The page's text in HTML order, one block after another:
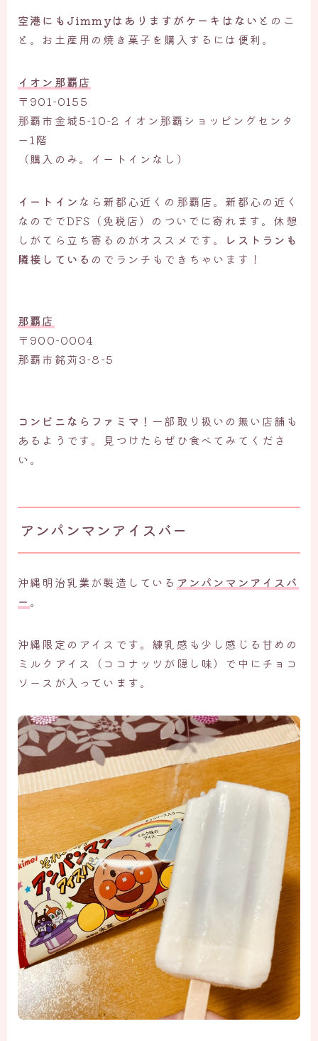
空港にもJimmyはありますがケーキはない とのこ
と。お土産用の焼き菓子を購入するには便利。
イオン那覇店
〒901-0155
那覇市金城5-10-2 イオン那覇ショッピングセンタ
ー1階
（購入のみ。イートインなし）
イートイン なら新都心近くの那覇店。新都心の近く
なのででDFS（免税店）のついでに寄れます。休憩
しがてら立ち寄るのがオススメです。
レストランも
隣接している のでランチもできちゃいます！
那覇店
〒900-0004
那覇市銘苅3-8-5
コンビニならファミマ！ 一部取り扱いの無い店舗も
あるようです。見つけたらぜひ食べてみてくださ
い。
アンパンマンアイスバー
沖縄明治乳業が製造している アンパンマンアイスバ
ー 。
沖縄限定のアイスです。練乳感も少し感じる甘めの
ミルクアイス（ココナッツが隠し味）で中にチョコ
ソースが入っています。